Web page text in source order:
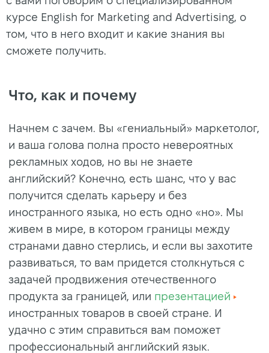
курсе English for Marketing and Advertising, о
том, что в него входит и какие знания вы
сможете получить.
Что, как и почему
Начнем с зачем. Вы «гениальный» маркетолог,
и ваша голова полна просто невероятных
рекламных ходов, но вы не знаете
английский? Конечно, есть шанс, что у вас
получится сделать карьеру и без
иностранного языка, но есть одно «но». Мы
живем в мире, в котором границы между
странами давно стерлись, и если вы захотите
развиваться, то вам придется столкнуться с
задачей продвижения отечественного
продукта за границей, или презентацией
иностранных товаров в своей стране. И
удачно с этим справиться вам поможет
профессиональный английский язык.